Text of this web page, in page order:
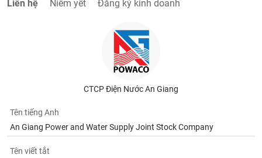
Liên hệ Niêm yết Đăng ký kinh doanh
CTCP Điện Nước An Giang
Tên tiếng Anh
An Giang Power and Water Supply Joint Stock Company
Tên viết tắt